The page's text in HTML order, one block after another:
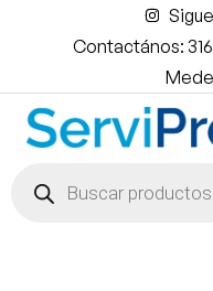
Contactános: